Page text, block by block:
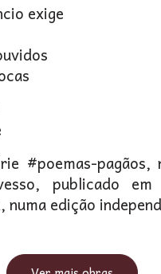
exige
#poemas-
publicado
numa edição